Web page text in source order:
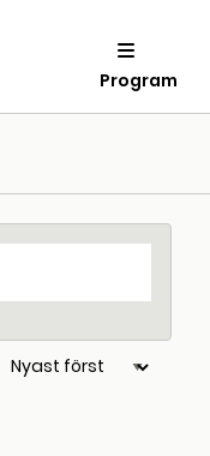
Program